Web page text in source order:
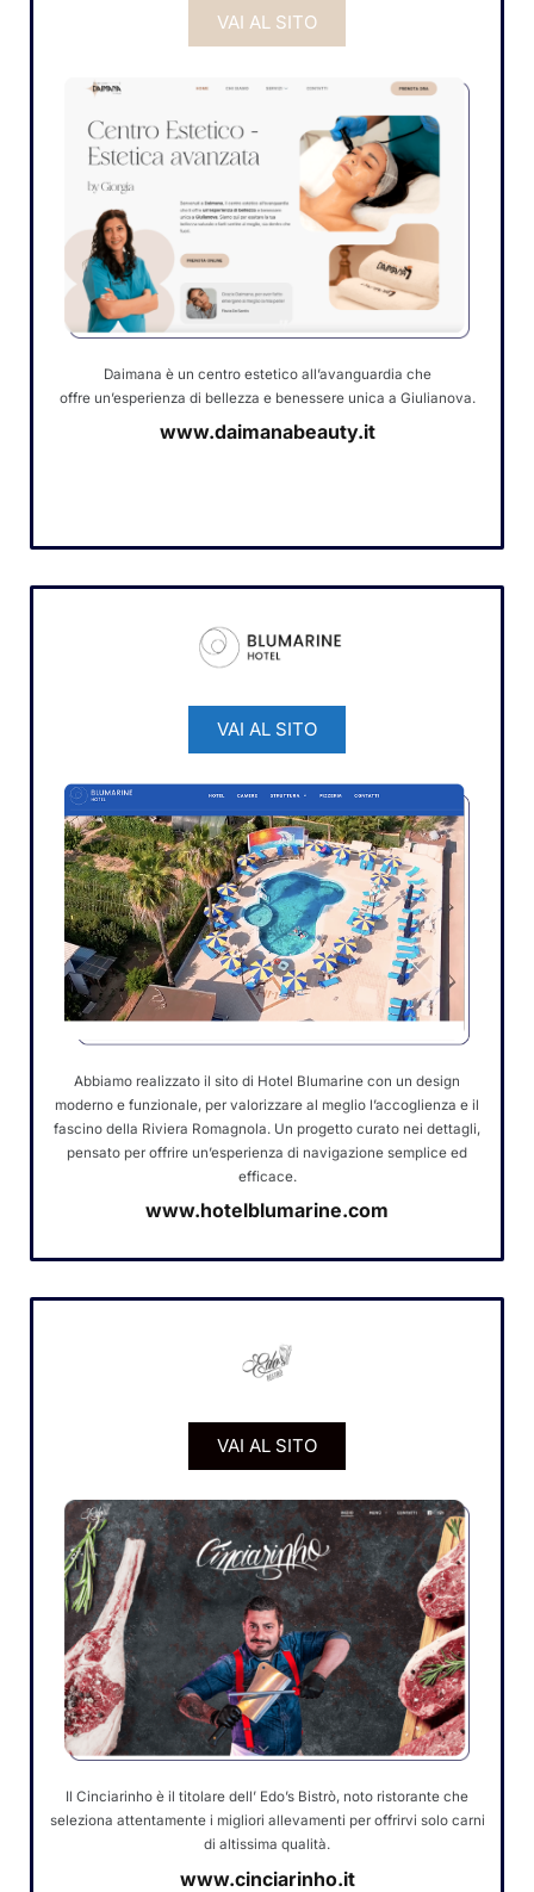
VAI AL SITO
Daimana è un centro estetico all’avanguardia che
offre un’esperienza di bellezza e benessere unica a Giulianova.
www.daimanabeauty.it
VAI AL SITO
Abbiamo realizzato il sito di Hotel Blumarine con un design
moderno e funzionale, per valorizzare al meglio l’accoglienza e il
fascino della Riviera Romagnola. Un progetto curato nei dettagli,
pensato per offrire un’esperienza di navigazione semplice ed
efficace.
www.hotelblumarine.com
VAI AL SITO
Il Cinciarinho è il titolare dell’ Edo’s Bistrò, noto ristorante che
seleziona attentamente i migliori allevamenti per offrirvi solo carni
di altissima qualità.
www.cinciarinho.it